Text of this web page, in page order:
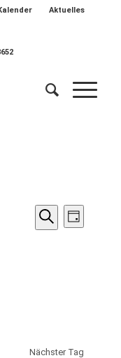
Aktuelles
Suche
Suche
Tag
Nächster Tag